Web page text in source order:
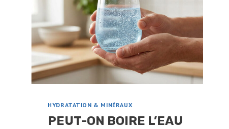
SOLUTION
POUR
VOTRE
SANTÉ
?
HYDRATATION & MINÉRAUX
PEUT-ON BOIRE L’EAU